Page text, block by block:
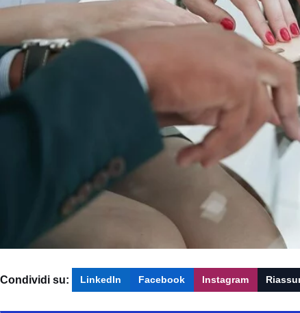
Condividi su: LinkedIn Facebook Instagram